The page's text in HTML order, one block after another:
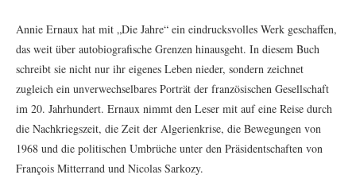
Annie Ernaux hat mit „Die Jahre“ ein eindrucksvolles Werk geschaffen,
das weit über autobiografische Grenzen hinausgeht. In diesem Buch
schreibt sie nicht nur ihr eigenes Leben nieder, sondern zeichnet
zugleich ein unverwechselbares Porträt der französischen Gesellschaft
im 20. Jahrhundert. Ernaux nimmt den Leser mit auf eine Reise durch
die Nachkriegszeit, die Zeit der Algerienkrise, die Bewegungen von
1968 und die politischen Umbrüche unter den Präsidentschaften von
François Mitterrand und Nicolas Sarkozy.